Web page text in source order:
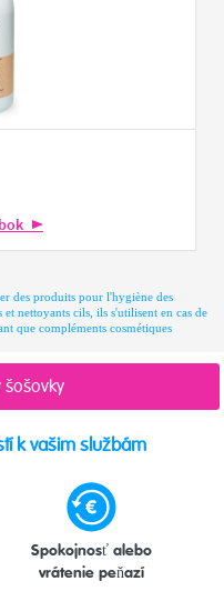
des produits pour l'hygiène des
nettoyants cils, ils s'utilisent en cas de
que compléments cosmétiques
k vašim službám
Spokojnosť alebo
vrátenie peňazí